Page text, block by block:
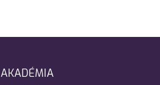
AKADÉMIA